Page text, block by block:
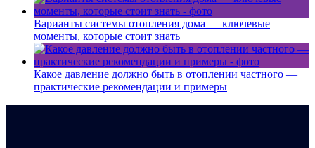
Варианты системы отопления дома — ключевые
моменты, которые стоит знать
Какое давление должно быть в отоплении частного —
практические рекомендации и примеры